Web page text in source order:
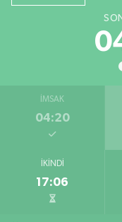
İMSAK
04:20
İKINDI
17:06